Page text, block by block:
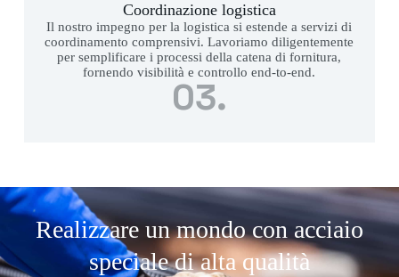
Coordinazione logistica
Il nostro impegno per la logistica si estende a servizi di
coordinamento comprensivi. Lavoriamo diligentemente
per semplificare i processi della catena di fornitura,
fornendo visibilità e controllo end-to-end.
03.
Realizzare un mondo con acciaio
speciale di alta qualità